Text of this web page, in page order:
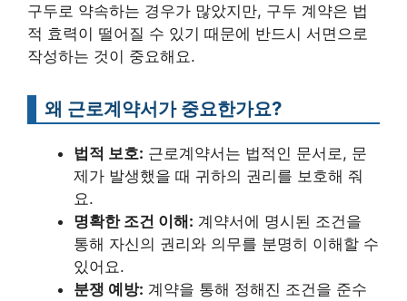
구두로 약속하는 경우가 많았지만, 구두 계약은 법
적 효력이 떨어질 수 있기 때문에 반드시 서면으로
작성하는 것이 중요해요.
왜 근로계약서가 중요한가요?
법적 보호: 근로계약서는 법적인 문서로, 문
제가 발생했을 때 귀하의 권리를 보호해 줘
요.
명확한 조건 이해: 계약서에 명시된 조건을
통해 자신의 권리와 의무를 분명히 이해할 수
있어요.
분쟁 예방: 계약을 통해 정해진 조건을 준수